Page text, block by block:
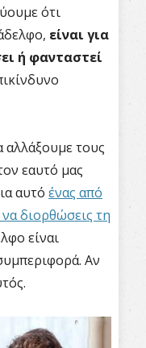
ότι
είναι για
ή φανταστεί
αλλάξουμε τους
εαυτό μας
αυτό ένας από
διορθώσεις τη
είναι
Αν